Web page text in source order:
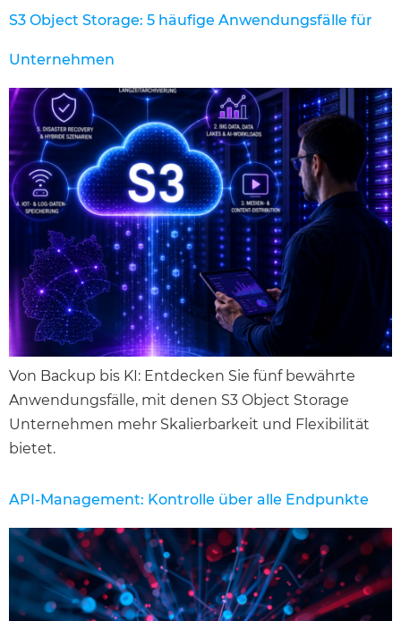
S3 Object Storage: 5 häufige Anwendungsfälle für
Unternehmen
Von Backup bis KI: Entdecken Sie fünf bewährte
Anwendungsfälle, mit denen S3 Object Storage
Unternehmen mehr Skalierbarkeit und Flexibilität
bietet.
API-Management: Kontrolle über alle Endpunkte